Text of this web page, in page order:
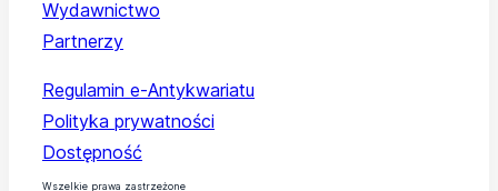
Wydawnictwo
Partnerzy
Regulamin e-Antykwariatu
Polityka prywatności
Dostępność
Wszelkie prawa zastrzeżone